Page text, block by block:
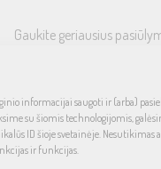
informacijai saugoti ir (arba)
su šiomis technologijomis,
ID šioje svetainėje.
ir funkcijas.
Gaukite geriausius